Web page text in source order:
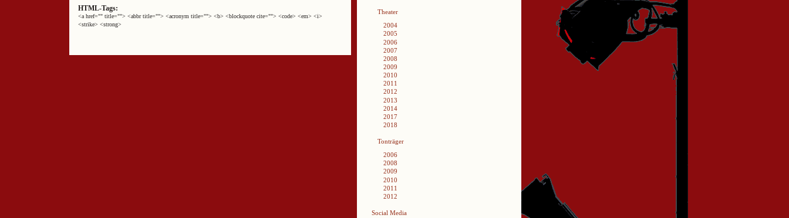
HTML-Tags:
<a href="" title=""> <abbr title=""> <acronym title=""> <b> <blockquote cite=""> <code> <em> <i>
<strike> <strong>
Theater
2004
2005
2006
2007
2008
2009
2010
2011
2012
2013
2014
2017
2018
Tonträger
2006
2008
2009
2010
2011
2012
Social Media